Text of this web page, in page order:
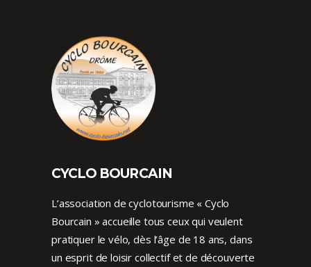
CYCLO BOURCAIN
L’association de cyclotourisme « Cyclo
Bourcain » accueille tous ceux qui veulent
pratiquer le vélo, dès l’âge de 18 ans, dans
un esprit de loisir collectif et de découverte